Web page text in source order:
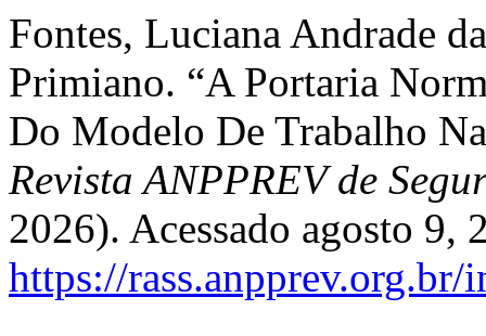
Fontes, Luciana Andrade
Primiano. “A Portaria
Do Modelo De Trabalho
Revista ANPPREV de
2026). Acessado agosto 9,
https://